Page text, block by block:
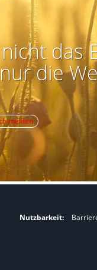
das
die
melden
Nutzbarkeit: